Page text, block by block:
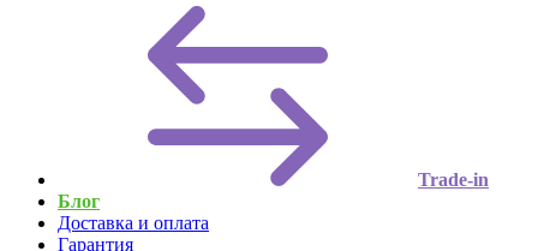
Trade-in
Блог
Доставка и оплата
Гарантия